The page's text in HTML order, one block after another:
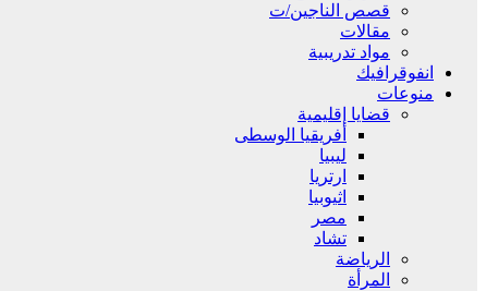
قصص الناجين/ت
مقالات
مواد تدريبية
انفوقرافيك
منوعات
قضايا إقليمية
أفريقيا الوسطى
ليبيا
ارتريا
اثيوبيا
مصر
تشاد
الرياضة
المرأة